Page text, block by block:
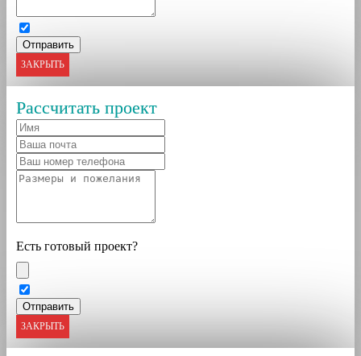
ЗАКРЫТЬ
Рассчитать проект
Есть готовый проект?
ЗАКРЫТЬ